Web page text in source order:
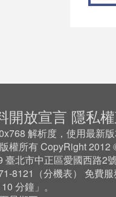
開放宣言 隱私
解析度，使用最新
權所有 CopyRight
臺北市中正區愛國西路2
8121（分機表） 免費
分鐘」。